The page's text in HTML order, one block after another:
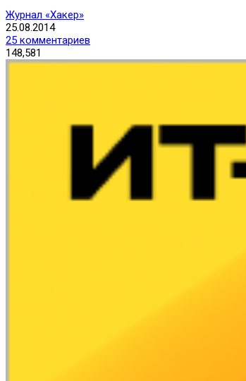
Журнал «Хакер»
25.08.2014
25 комментариев
148,581